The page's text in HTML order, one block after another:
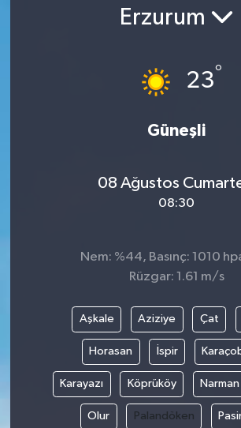
Erzurum
23°
Güneşli
08 Ağustos
08:30
Nem: %44, Basınç: 1010
Rüzgar: 1.61 m/s
Aşkale Aziziye Çat
Horasan İspir
Karayazı Köprüköy Narman
Olur Palandöken